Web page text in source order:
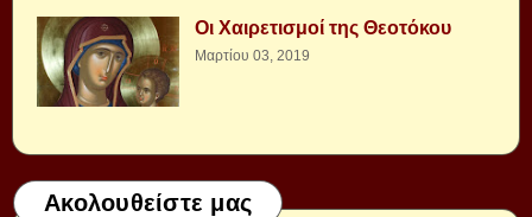
Οι Χαιρετισμοί της Θεοτόκου
Μαρτίου 03, 2019
Ακολουθείστε μας